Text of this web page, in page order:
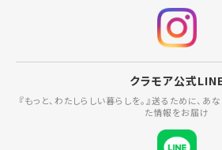
クラモア公式
『もっと、わたしらしい暮らしを。』送るために、
た情報をお届け